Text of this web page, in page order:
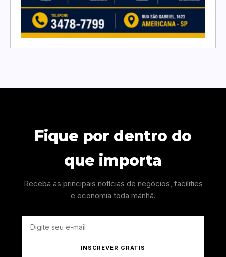
Fique por dentro do
que importa
Receba as principais notícias de negócios, facilities
e economia toda manhã.
INSCREVER GRÁTIS